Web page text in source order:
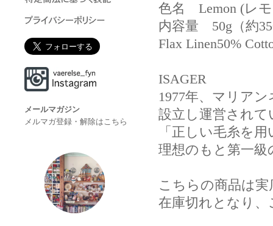
メールマガジン
メルマガ登録・解除はこちら
色名 Lemon (レ
内容量 50g（約
Flax Linen50%
ISAGER
1977年、マリア
設立し運営され
「正しい毛糸を
理想のもと第一
こちらの商品は
在庫切れとなり